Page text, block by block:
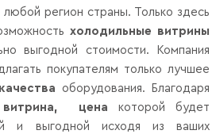
любой регион страны. Только здесь
холодильные витрины
выгодной стоимости. Компания
покупателям только лучшее
оборудования. Благодаря
витрина, цена которой будет
и выгодной исходя из ваших